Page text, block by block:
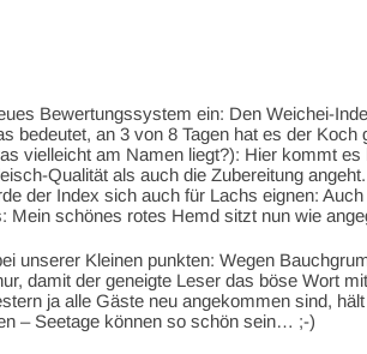
Bewertungssystem ein: Den Weichei-
bedeutet, an 3 von 8 Tagen hat es der
vielleicht am Namen liegt?): Hier kommt
Qualität als auch die Zubereitung
der Index sich auch für Lachs eignen:
Mein schönes rotes Hemd sitzt nun wie
unserer Kleinen punkten: Wegen
damit der geneigte Leser das böse Wort
ja alle Gäste neu angekommen sind,
– Seetage können so schön sein… ;-)